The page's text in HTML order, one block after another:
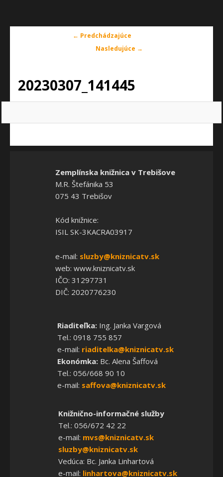
Navigácia
← Predchádzajúce
Nasledujúce →
20230307_141445
Zemplínska knižnica v Trebišove
M.R. Štefánika 53
075 43 Trebišov
Kód knižnice:
ISIL SK-3KACRA03917
e-mail: sluzby@kniznicatv.sk
web: www.kniznicatv.sk
IČO: 31297731
DIČ: 2020776230
Riaditeľka:Ing. Janka Vargová
Tel.: 0918 755 857
e-mail: riaditelka@kniznicatv.sk
Ekonómka:Bc. Alena Šaffová
Tel.: 056/668 90 10
e-mail: saffova@kniznicatv.sk
Knižnično-informačné služby
Tel.: 056/672 42 22
e-mail: mvs@kniznicatv.sk
sluzby@kniznicatv.sk
Vedúca: Bc. Janka Linhartová
e-mail: linhartova@kniznicatv.sk